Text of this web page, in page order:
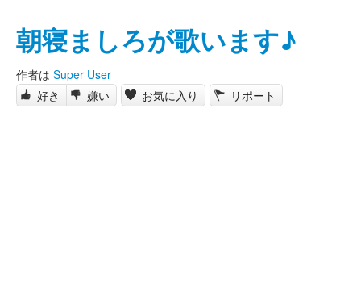
朝寝ましろが歌います♪
作者は Super User
好き
嫌い お気に入り リポート